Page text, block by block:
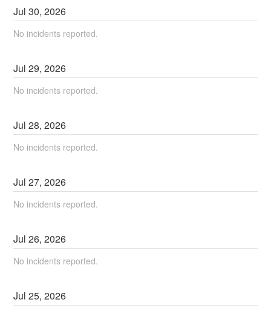
Jul30,2026
No incidents reported.
Jul29,2026
No incidents reported.
Jul28,2026
No incidents reported.
Jul27,2026
No incidents reported.
Jul26,2026
No incidents reported.
Jul25,2026